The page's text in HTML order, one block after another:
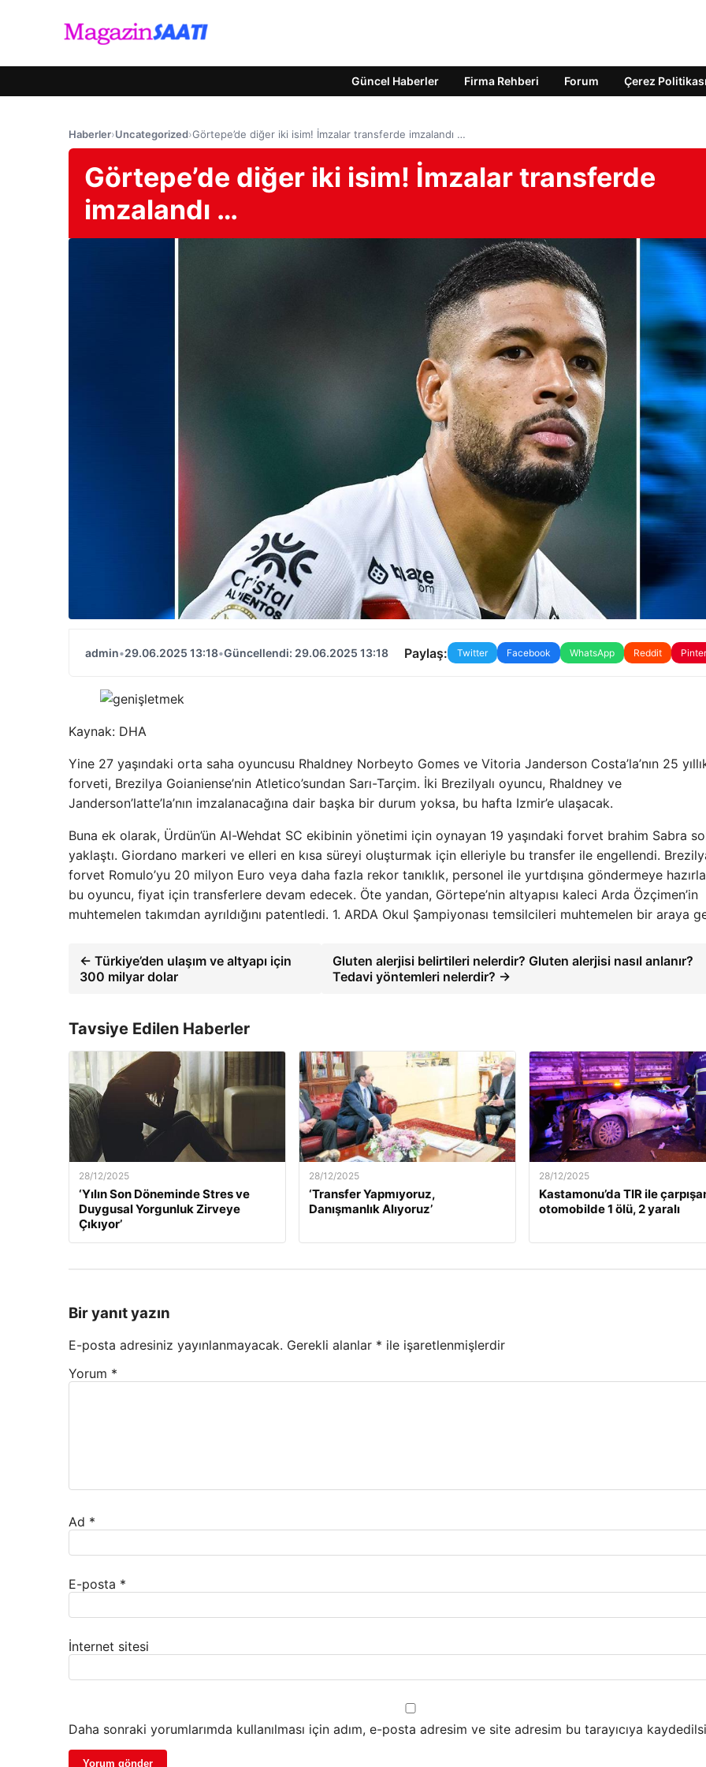
Güncel Haberler Firma Rehberi Forum Çerez Politikası
Haberler›Uncategorized›Görtepe’de diğer iki isim! İmzalar transferde imzalandı …
Görtepe’de diğer iki isim! İmzalar transferde
imzalandı …
admin•29.06.2025 13:18•Güncellendi: 29.06.2025 13:18 Paylaş: Twitter Facebook WhatsApp Reddit
Kaynak: DHA
Yine 27 yaşındaki orta saha oyuncusu Rhaldney Norbeyto Gomes ve Vitoria Janderson Costa’la’nın 25
forveti, Brezilya Goianiense’nin Atletico’sundan Sarı-Tarçim. İki Brezilyalı oyuncu, Rhaldney ve
Janderson’latte’la’nın imzalanacağına dair başka bir durum yoksa, bu hafta Izmir’e ulaşacak.
Buna ek olarak, Ürdün’ün Al-Wehdat SC ekibinin yönetimi için oynayan 19 yaşındaki forvet brahim Sabra
yaklaştı. Giordano markeri ve elleri en kısa süreyi oluşturmak için elleriyle bu transfer ile engellendi.
forvet Romulo’yu 20 milyon Euro veya daha fazla rekor tanıklık, personel ile yurtdışına göndermeye
bu oyuncu, fiyat için transferlere devam edecek. Öte yandan, Görtepe’nin altyapısı kaleci Arda Özçimen’in
muhtemelen takımdan ayrıldığını patentledi. 1. ARDA Okul Şampiyonası temsilcileri muhtemelen bir araya
← Türkiye’den ulaşım ve altyapı için
300 milyar dolar
Gluten alerjisi belirtileri nelerdir? Gluten alerjisi nasıl anlanır?
Tedavi yöntemleri nelerdir? →
Tavsiye Edilen Haberler
28/12/2025
‘Yılın Son Döneminde Stres ve
Duygusal Yorgunluk Zirveye
Çıkıyor’
28/12/2025
‘Transfer Yapmıyoruz,
Danışmanlık Alıyoruz’
28/12/2025
Kastamonu’da TIR ile
otomobilde 1 ölü, 2 yaralı
Bir yanıt yazın
E-posta adresiniz yayınlanmayacak. Gerekli alanlar * ile işaretlenmişlerdir
Yorum *
Ad *
E-posta *
İnternet sitesi
Daha sonraki yorumlarımda kullanılması için adım, e-posta adresim ve site adresim bu tarayıcıya